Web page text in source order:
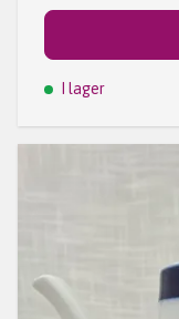
I lager